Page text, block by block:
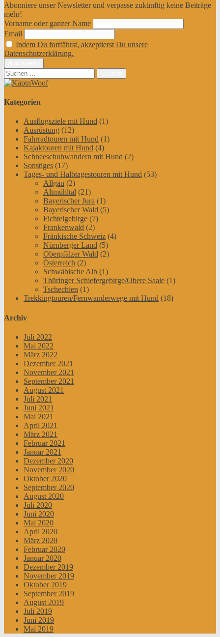
Abonniere unser Newsletter und verpasse zukünftig keine Beiträge
mehr!
Vorname oder ganzer Name
Email
Indem Du fortfährst, akzeptierst Du unsere
Datenschutzerklärung.
Suchen
nach:
Kategorien
Ausflugsziele mit Hund (1)
Ausrüstung (12)
Fahrradtouren mit Hund (1)
Kajaktouren mit Hund (4)
Schneeschuhwandern mit Hund (2)
Sonstiges (17)
Tages- und Halbtagestouren mit Hund (53)
Allgäu (2)
Altmühltal (21)
Bayerischer Jura (1)
Bayerischer Wald (5)
Fichtelgebirge (7)
Frankenwald (2)
Fränkische Schweiz (4)
Nürnberger Land (5)
Oberpfälzer Wald (2)
Österreich (2)
Schwäbische Alb (1)
Thüringer Schiefergebirge/Obere Saale (1)
Tschechien (1)
Trekkingtouren/Fernwanderwege mit Hund (18)
Archiv
Juli 2022
Mai 2022
März 2022
Dezember 2021
November 2021
September 2021
August 2021
Juli 2021
Juni 2021
Mai 2021
April 2021
März 2021
Februar 2021
Januar 2021
Dezember 2020
November 2020
Oktober 2020
September 2020
August 2020
Juli 2020
Juni 2020
Mai 2020
April 2020
März 2020
Februar 2020
Januar 2020
Dezember 2019
November 2019
Oktober 2019
September 2019
August 2019
Juli 2019
Juni 2019
Mai 2019